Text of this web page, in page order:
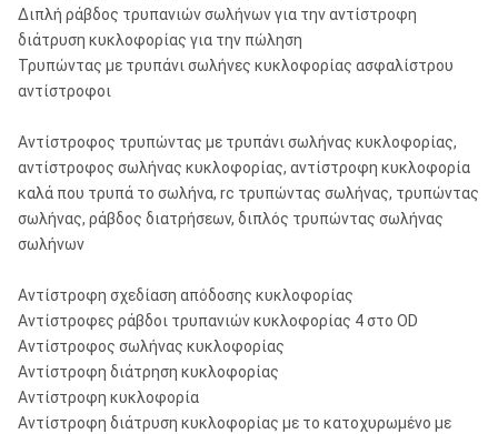
Διπλή ράβδος τρυπανιών σωλήνων για την αντίστροφη
διάτρυση κυκλοφορίας για την πώληση
Τρυπώντας με τρυπάνι σωλήνες κυκλοφορίας ασφαλίστρου
αντίστροφοι
Αντίστροφος τρυπώντας με τρυπάνι σωλήνας κυκλοφορίας,
αντίστροφος σωλήνας κυκλοφορίας, αντίστροφη κυκλοφορία
καλά που τρυπά το σωλήνα, rc τρυπώντας σωλήνας, τρυπώντας
σωλήνας, ράβδος διατρήσεων, διπλός τρυπώντας σωλήνας
σωλήνων
Αντίστροφη σχεδίαση απόδοσης κυκλοφορίας
Αντίστροφες ράβδοι τρυπανιών κυκλοφορίας 4 στο OD
Αντίστροφος σωλήνας κυκλοφορίας
Αντίστροφη διάτρηση κυκλοφορίας
Αντίστροφη κυκλοφορία
Αντίστροφη διάτρυση κυκλοφορίας με το κατοχυρωμένο με